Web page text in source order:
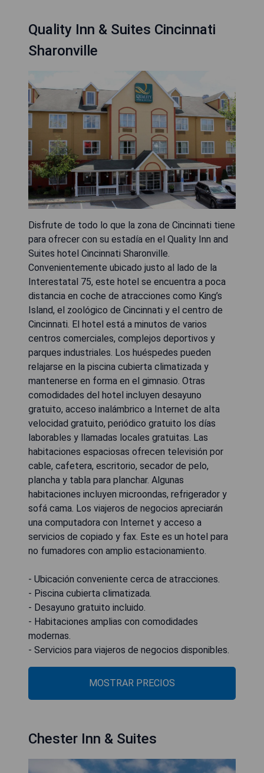
Quality Inn & Suites Cincinnati
Sharonville
Disfrute de todo lo que la zona de Cincinnati tiene
para ofrecer con su estadía en el Quality Inn and
Suites hotel Cincinnati Sharonville.
Convenientemente ubicado justo al lado de la
Interestatal 75, este hotel se encuentra a poca
distancia en coche de atracciones como King’s
Island, el zoológico de Cincinnati y el centro de
Cincinnati. El hotel está a minutos de varios
centros comerciales, complejos deportivos y
parques industriales. Los huéspedes pueden
relajarse en la piscina cubierta climatizada y
mantenerse en forma en el gimnasio. Otras
comodidades del hotel incluyen desayuno
gratuito, acceso inalámbrico a Internet de alta
velocidad gratuito, periódico gratuito los días
laborables y llamadas locales gratuitas. Las
habitaciones espaciosas ofrecen televisión por
cable, cafetera, escritorio, secador de pelo,
plancha y tabla para planchar. Algunas
habitaciones incluyen microondas, refrigerador y
sofá cama. Los viajeros de negocios apreciarán
una computadora con Internet y acceso a
servicios de copiado y fax. Este es un hotel para
no fumadores con amplio estacionamiento.
- Ubicación conveniente cerca de atracciones.
- Piscina cubierta climatizada.
- Desayuno gratuito incluido.
- Habitaciones amplias con comodidades
modernas.
- Servicios para viajeros de negocios disponibles.
MOSTRAR PRECIOS
Chester Inn & Suites